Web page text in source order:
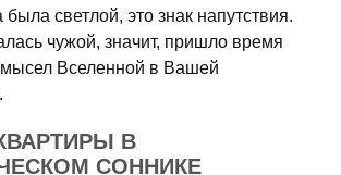
была светлой, это знак напутствия.
чужой, значит, пришло время
Вселенной в Вашей
В
СОННИКЕ